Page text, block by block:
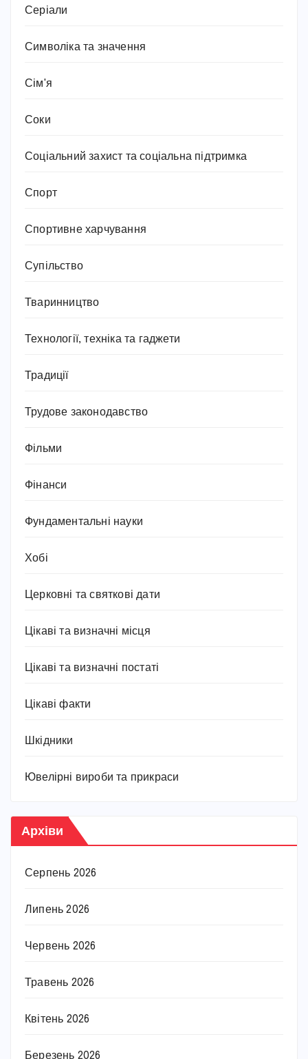
Серіали
Символіка та значення
Сім'я
Соки
Соціальний захист та соціальна підтримка
Спорт
Спортивне харчування
Супільство
Тваринництво
Технології, техніка та гаджети
Традиції
Трудове законодавство
Фільми
Фінанси
Фундаментальні науки
Хобі
Церковні та святкові дати
Цікаві та визначні місця
Цікаві та визначні постаті
Цікаві факти
Шкідники
Ювелірні вироби та прикраси
Архіви
Серпень 2026
Липень 2026
Червень 2026
Травень 2026
Квітень 2026
Березень 2026